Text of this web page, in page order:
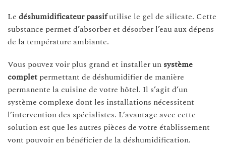
Le déshumidificateur passifutilise le gel de silicate. Cette
substance permet d’absorber et désorber l’eau aux dépens
de la température ambiante.
Vous pouvez voir plus grand et installer un système
complet permettant de déshumidifier de manière
permanente la cuisine de votre hôtel. Il s’agit d’un
système complexe dont les installations nécessitent
l’intervention des spécialistes. L’avantage avec cette
solution est que les autres pièces de votre établissement
vont pouvoir en bénéficier de la déshumidification.